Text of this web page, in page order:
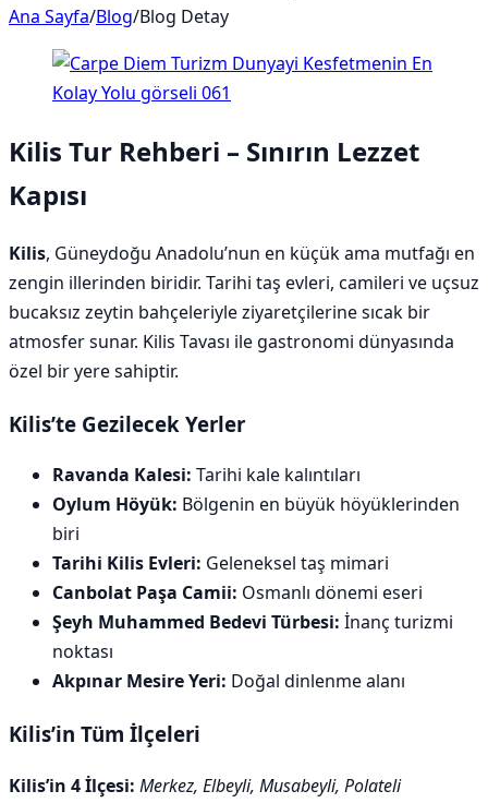
Ana Sayfa/Blog/Blog Detay
Kilis Tur Rehberi – Sınırın Lezzet
Kapısı
Kilis, Güneydoğu Anadolu’nun en küçük ama mutfağı en
zengin illerinden biridir. Tarihi taş evleri, camileri ve uçsuz
bucaksız zeytin bahçeleriyle ziyaretçilerine sıcak bir
atmosfer sunar. Kilis Tavası ile gastronomi dünyasında
özel bir yere sahiptir.
Kilis’te Gezilecek Yerler
Ravanda Kalesi: Tarihi kale kalıntıları
Oylum Höyük: Bölgenin en büyük höyüklerinden
biri
Tarihi Kilis Evleri: Geleneksel taş mimari
Canbolat Paşa Camii: Osmanlı dönemi eseri
Şeyh Muhammed Bedevi Türbesi: İnanç turizmi
noktası
Akpınar Mesire Yeri: Doğal dinlenme alanı
Kilis’in Tüm İlçeleri
Kilis’in 4 İlçesi: Merkez, Elbeyli, Musabeyli, Polateli